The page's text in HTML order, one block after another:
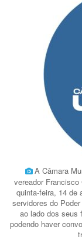
A Câmara
vereador
quinta-feira, 14 de
servidores do
ao lado dos seus
podendo haver